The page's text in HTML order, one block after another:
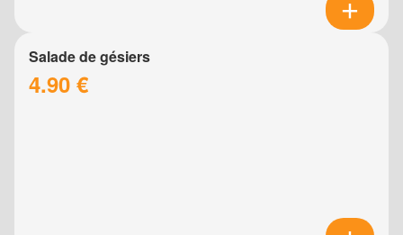
Salade de gésiers
4.90 €